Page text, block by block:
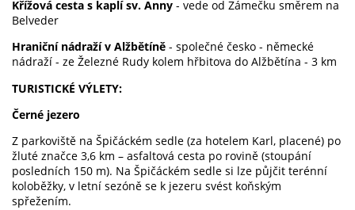
Křížová cesta s kaplí sv. Anny - vede od Zámečku směrem na
Belveder
Hraniční nádraží v Alžbětíně - společné česko - německé
nádraží - ze Železné Rudy kolem hřbitova do Alžbětína - 3 km
TURISTICKÉ VÝLETY:
Černé jezero
Z parkoviště na Špičáckém sedle (za hotelem Karl, placené) po
žluté značce 3,6 km – asfaltová cesta po rovině (stoupání
posledních 150 m). Na Špičáckém sedle si lze půjčit terénní
koloběžky, v letní sezóně se k jezeru svést koňským
spřežením.